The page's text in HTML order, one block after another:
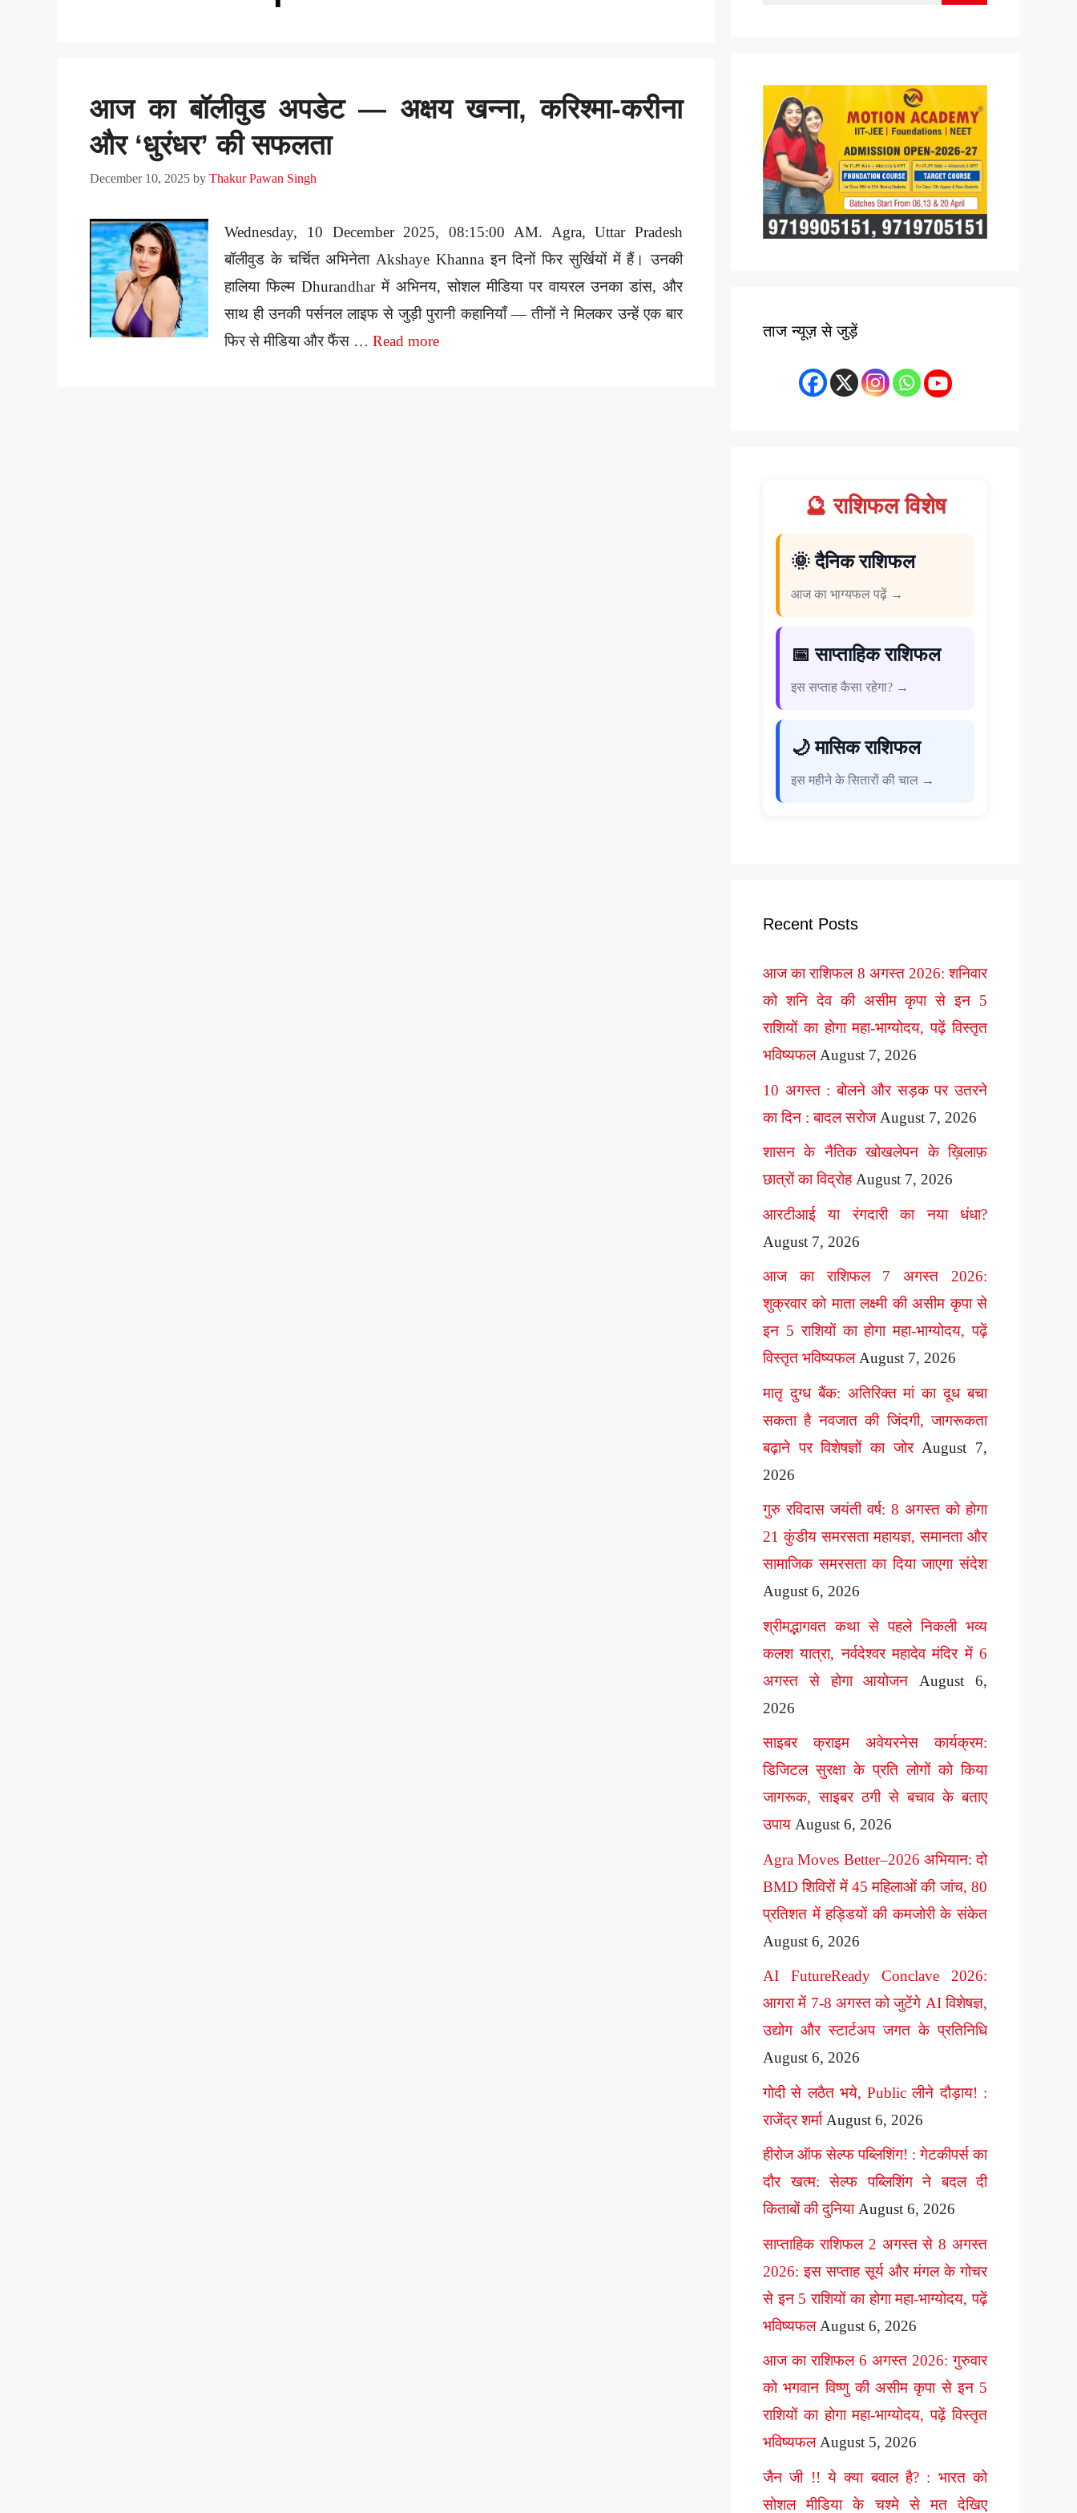
आज का बॉलीवुड अपडेट — अक्षय खन्ना, करिश्मा-करीना
और ‘धुरंधर’ की सफलता
December 10, 2025 by Thakur Pawan Singh
Wednesday, 10 December 2025, 08:15:00 AM. Agra, Uttar Pradesh
बॉलीवुड के चर्चित अभिनेता Akshaye Khanna इन दिनों फिर सुर्खियों में हैं। उनकी
हालिया फिल्म Dhurandhar में अभिनय, सोशल मीडिया पर वायरल उनका डांस, और
साथ ही उनकी पर्सनल लाइफ से जुड़ी पुरानी कहानियाँ — तीनों ने मिलकर उन्हें एक बार
फिर से मीडिया और फैंस … Read more
ताज न्यूज़ से जुड़ें
🔮 राशिफल विशेष
🌞 दैनिक राशिफल
आज का भाग्यफल पढ़ें →
📅 साप्ताहिक राशिफल
इस सप्ताह कैसा रहेगा? →
🌙 मासिक राशिफल
इस महीने के सितारों की चाल →
Recent Posts
आज का राशिफल 8 अगस्त 2026: शनिवार
को शनि देव की असीम कृपा से इन 5
राशियों का होगा महा-भाग्योदय, पढ़ें विस्तृत
भविष्यफल August 7, 2026
10 अगस्त : बोलने और सड़क पर उतरने
का दिन : बादल सरोज August 7, 2026
शासन के नैतिक खोखलेपन के ख़िलाफ़
छात्रों का विद्रोह August 7, 2026
आरटीआई या रंगदारी का नया धंधा?
August 7, 2026
आज का राशिफल 7 अगस्त 2026:
शुक्रवार को माता लक्ष्मी की असीम कृपा से
इन 5 राशियों का होगा महा-भाग्योदय, पढ़ें
विस्तृत भविष्यफल August 7, 2026
मातृ दुग्ध बैंक: अतिरिक्त मां का दूध बचा
सकता है नवजात की जिंदगी, जागरूकता
बढ़ाने पर विशेषज्ञों का जोर August 7,
2026
गुरु रविदास जयंती वर्ष: 8 अगस्त को होगा
21 कुंडीय समरसता महायज्ञ, समानता और
सामाजिक समरसता का दिया जाएगा संदेश
August 6, 2026
श्रीमद्भागवत कथा से पहले निकली भव्य
कलश यात्रा, नर्वदेश्वर महादेव मंदिर में 6
अगस्त से होगा आयोजन
August 6,
2026
साइबर क्राइम अवेयरनेस कार्यक्रम:
डिजिटल सुरक्षा के प्रति लोगों को किया
जागरूक, साइबर ठगी से बचाव के बताए
उपाय August 6, 2026
Agra Moves Better–2026 अभियान: दो
BMD शिविरों में 45 महिलाओं की जांच, 80
प्रतिशत में हड्डियों की कमजोरी के संकेत
August 6, 2026
AI FutureReady Conclave 2026:
आगरा में 7-8 अगस्त को जुटेंगे AI विशेषज्ञ,
उद्योग और स्टार्टअप जगत के प्रतिनिधि
August 6, 2026
गोदी से लठैत भये, Public लीने दौड़ाय! :
राजेंद्र शर्मा August 6, 2026
हीरोज ऑफ सेल्फ पब्लिशिंग! : गेटकीपर्स का
दौर खत्म: सेल्फ पब्लिशिंग ने बदल दी
किताबों की दुनिया August 6, 2026
साप्ताहिक राशिफल 2 अगस्त से 8 अगस्त
2026: इस सप्ताह सूर्य और मंगल के गोचर
से इन 5 राशियों का होगा महा-भाग्योदय, पढ़ें
भविष्यफल August 6, 2026
आज का राशिफल 6 अगस्त 2026: गुरुवार
को भगवान विष्णु की असीम कृपा से इन 5
राशियों का होगा महा-भाग्योदय, पढ़ें विस्तृत
भविष्यफल August 5, 2026
जैन जी !! ये क्या बवाल है? : भारत को
सोशल मीडिया के चश्मे से मत देखिए